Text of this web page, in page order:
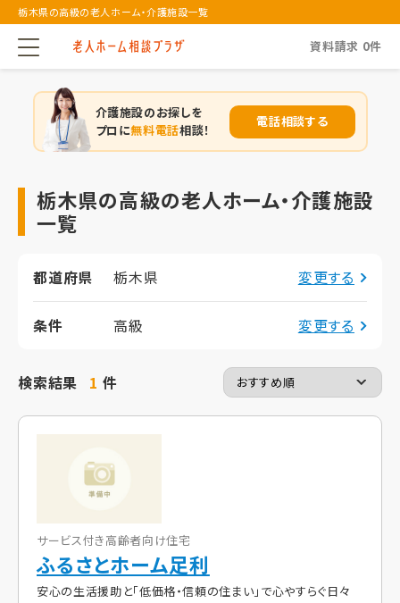
栃木県の高級の老人ホーム・介護施設一覧
資料請求 0件
介護施設のお探しを
プロに無料電話相談！
電話相談する
栃木県の高級の老人ホーム・介護施設
一覧
都道府県 栃木県 変更する
条件 高級 変更する
検索結果 1 件
サービス付き高齢者向け住宅
ふるさとホーム足利
安心の生活援助と「低価格・信頼の住まい」で心やすらぐ日々